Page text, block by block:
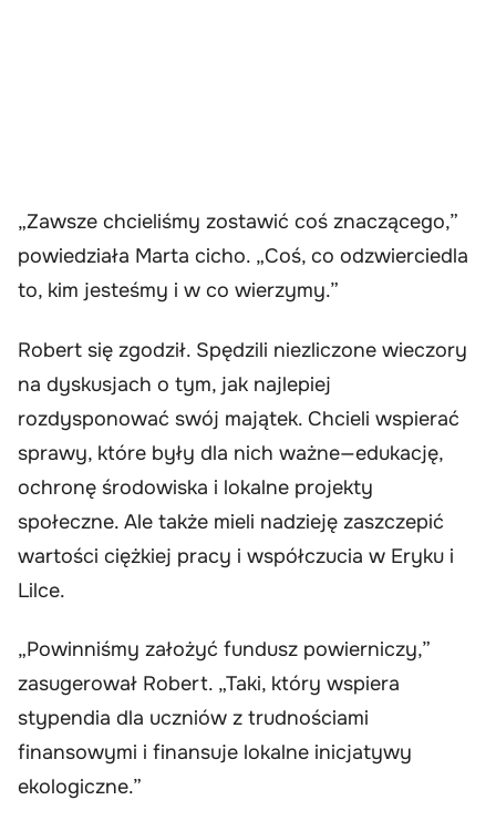
„Zawsze chcieliśmy zostawić coś znaczącego,”
powiedziała Marta cicho. „Coś, co odzwierciedla
to, kim jesteśmy i w co wierzymy.”
Robert się zgodził. Spędzili niezliczone wieczory
na dyskusjach o tym, jak najlepiej
rozdysponować swój majątek. Chcieli wspierać
sprawy, które były dla nich ważne—edukację,
ochronę środowiska i lokalne projekty
społeczne. Ale także mieli nadzieję zaszczepić
wartości ciężkiej pracy i współczucia w Eryku i
Lilce.
„Powinniśmy założyć fundusz powierniczy,”
zasugerował Robert. „Taki, który wspiera
stypendia dla uczniów z trudnościami
finansowymi i finansuje lokalne inicjatywy
ekologiczne.”